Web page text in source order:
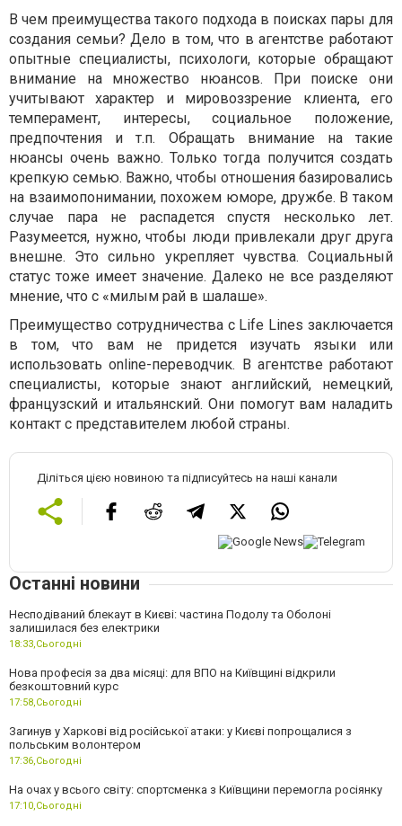
В чем преимущества такого подхода в поисках пары для
создания семьи? Дело в том, что в агентстве работают
опытные специалисты, психологи, которые обращают
внимание на множество нюансов. При поиске они
учитывают характер и мировоззрение клиента, его
темперамент, интересы, социальное положение,
предпочтения и т.п. Обращать внимание на такие
нюансы очень важно. Только тогда получится создать
крепкую семью. Важно, чтобы отношения базировались
на взаимопонимании, похожем юморе, дружбе. В таком
случае пара не распадется спустя несколько лет.
Разумеется, нужно, чтобы люди привлекали друг друга
внешне. Это сильно укрепляет чувства. Социальный
статус тоже имеет значение. Далеко не все разделяют
мнение, что с «милым рай в шалаше».
Преимущество сотрудничества с Life Lines заключается
в том, что вам не придется изучать языки или
использовать online-переводчик. В агентстве работают
специалисты, которые знают английский, немецкий,
французский и итальянский. Они помогут вам наладить
контакт с представителем любой страны.
Діліться цією новиною та підписуйтесь на наші канали
Останні новини
Несподіваний блекаут в Києві: частина Подолу та Оболоні
залишилася без електрики
18:33, Сьогодні
Нова професія за два місяці: для ВПО на Київщині відкрили
безкоштовний курс
17:58, Сьогодні
Загинув у Харкові від російської атаки: у Києві попрощалися з
польським волонтером
17:36, Сьогодні
На очах у всього світу: спортсменка з Київщини перемогла росіянку
17:10, Сьогодні